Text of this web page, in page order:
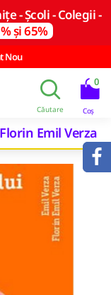
- Școli - Colegii -
și 65%
Nou
0
Emil Verza